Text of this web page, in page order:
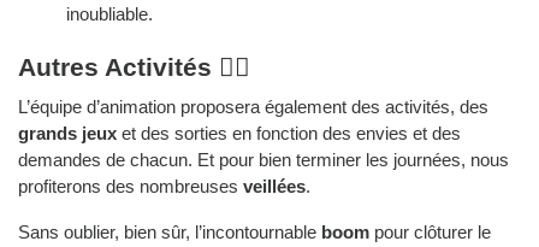
inoubliable.
Autres Activités 🚣‍♂️
L’équipe d’animation proposera également des activités, des
grands jeux et des sorties en fonction des envies et des
demandes de chacun. Et pour bien terminer les journées, nous
profiterons des nombreuses veillées.
Sans oublier, bien sûr, l’incontournable boom pour clôturer le